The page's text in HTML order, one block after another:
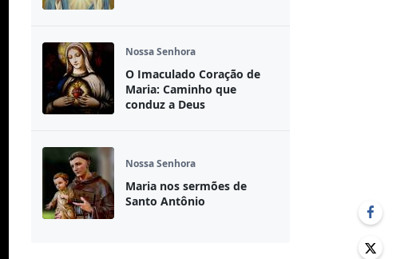
Nossa Senhora
O Imaculado Coração de
Maria: Caminho que
conduz a Deus
Nossa Senhora
Maria nos sermões de
Santo Antônio